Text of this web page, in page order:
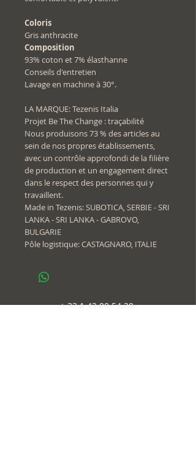
Coloris
Gris anthracite
Composition
93% coton et 7% élasthanne
Conseils d'entretien
Lavage en machine à 30°.
LA MARQUE: Tezenis Italia
Projet Be The Change : traçabilité
Nous produisons 73 % des articles au
sein de nos propres établissements,
avec un contrôle approfondi de la filière
de production et un engagement direct
dans le respect des personnes qui y
travaillent.
Made in Tezenis: SUBOTICA, SERBIE - SRI
LANKA - SRI LANKA - GABROVO,
BULGARIE
Pôle logistique: CASTAGNARO, ITALIE
+33 1 42 00 54 20